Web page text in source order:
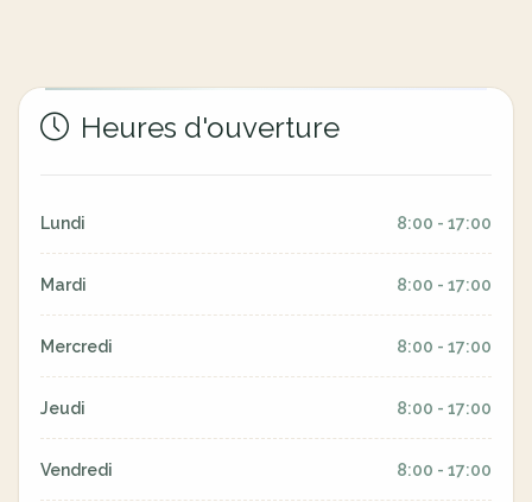
Heures d'ouverture
Lundi 8:00 - 17:00
Mardi 8:00 - 17:00
Mercredi 8:00 - 17:00
Jeudi 8:00 - 17:00
Vendredi 8:00 - 17:00